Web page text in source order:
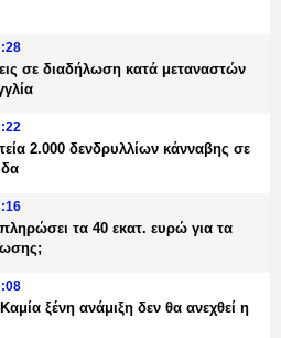
σε διαδήλωση κατά μεταναστών
2.000 δενδρυλλίων κάνναβης σε
τα 40 εκατ. ευρώ για τα
ξένη ανάμιξη δεν θα ανεχθεί η